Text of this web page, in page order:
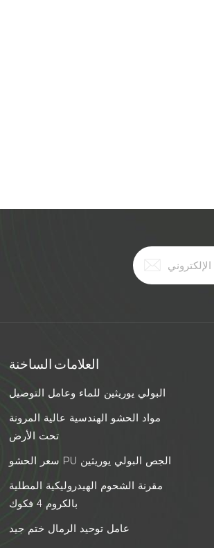
العلامات الساخنة
البولي يوريثين للماء وعامل التوصيل
مواد الحشو الهندسية عالية المرونة
تحت الأرض
سعر الحشو PU الجص البولي يوريثين
مقرنة الشحوم الهيدروليكية المطلية
بالكروم 4 فكوك
عامل توحيد الرمال ختم جيد